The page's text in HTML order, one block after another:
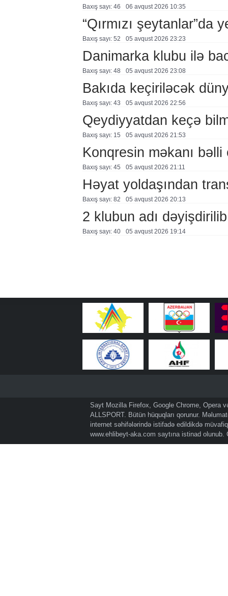
Baxış sayı: 46 06 avqust 2026 10:35
“Qırmızı şeytanlar”da
Baxış sayı: 52 05 avqust 2026 23:23
Danimarka klubu ilə
Baxış sayı: 48 05 avqust 2026 23:08
Bakıda keçiriləcək
Baxış sayı: 43 05 avqust 2026 22:56
Qeydiyyatdan keçə
Baxış sayı: 15 05 avqust 2026 21:53
Konqresin məkanı bəlli
Baxış sayı: 45 05 avqust 2026 21:11
Həyat yoldaşından
Baxış sayı: 82 05 avqust 2026 20:13
2 klubun adı dəyişdirilib
Baxış sayı: 40 05 avqust 2026 19:14
Sayt Mozilla Firefox, Google Chrome, Opera
ALLSPORT. Bütün hüquqları qorunur.
internet səhifələrində istifadə edildikdə
www.ehlibeyt-aka.com saytına istinad olunub.